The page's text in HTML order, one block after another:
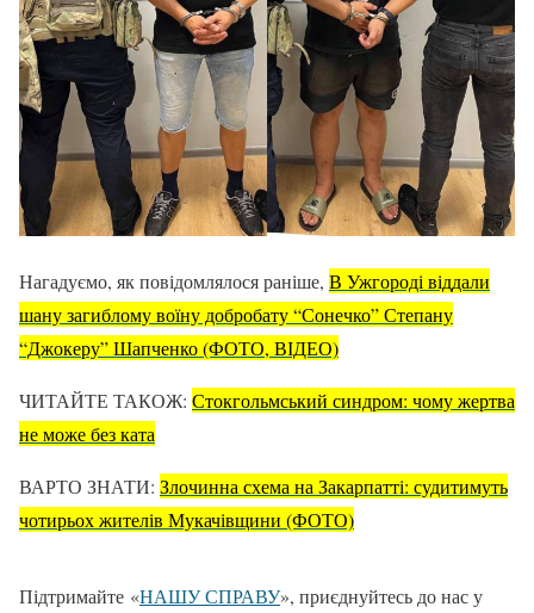
Нагадуємо, як повідомлялося раніше, В Ужгороді віддали
шану загиблому воїну добробату “Сонечко” Степану
“Джокеру” Шапченко (ФОТО, ВІДЕО)
ЧИТАЙТЕ ТАКОЖ: Стокгольмський синдром: чому жертва
не може без ката
ВАРТО ЗНАТИ: Злочинна схема на Закарпатті: судитимуть
чотирьох жителів Мукачівщини (ФОТО)
Підтримайте «НАШУ СПРАВУ», приєднуйтесь до нас у